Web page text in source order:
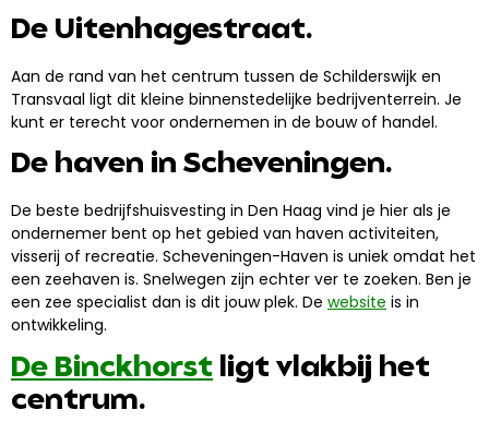
De Uitenhagestraat.
Aan de rand van het centrum tussen de Schilderswijk en
Transvaal ligt dit kleine binnenstedelijke bedrijventerrein. Je
kunt er terecht voor ondernemen in de bouw of handel.
De haven in Scheveningen.
De beste bedrijfshuisvesting in Den Haag vind je hier als je
ondernemer bent op het gebied van haven activiteiten,
visserij of recreatie. Scheveningen-Haven is uniek omdat het
een zeehaven is. Snelwegen zijn echter ver te zoeken. Ben je
een zee specialist dan is dit jouw plek. De website is in
ontwikkeling.
De Binckhorst ligt vlakbij het
centrum.